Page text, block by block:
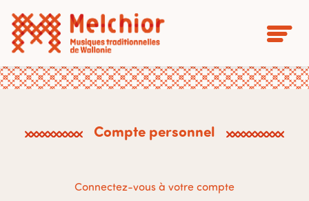
Compte personnel
Connectez-vous à votre compte